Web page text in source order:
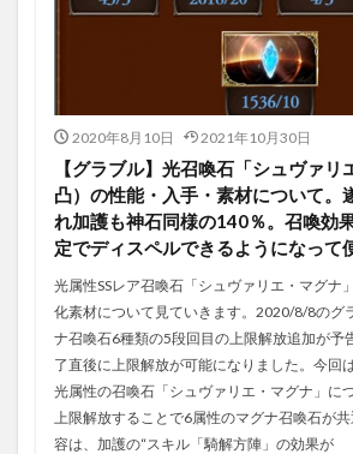
2020年8月10日 2021年10月30日
【グラブル】光召喚石「シュヴァリ
凸）の性能・入手・素材について。
れ加護も神石同様の140％。召喚効
定でディスペルできるようになって
光属性SSレア召喚石「シュヴァリエ・マグナ
化素材について見ていきます。2020/8/8のグ
ナ召喚石6種類の5段回目の上限解放追加が予
了直後に上限解放が可能になりました。今回
光属性の召喚石「シュヴァリエ・マグナ」に
上限解放することで6属性のマグナ召喚石が
容は、加護の“スキル「騎解方陣」の効果が